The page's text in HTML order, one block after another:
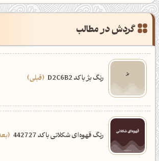
گردش در مطالب
رنگ بژ با کد D2C6B2 قبلی
رنگ قهوه‌ای شکلاتی با کد 442727